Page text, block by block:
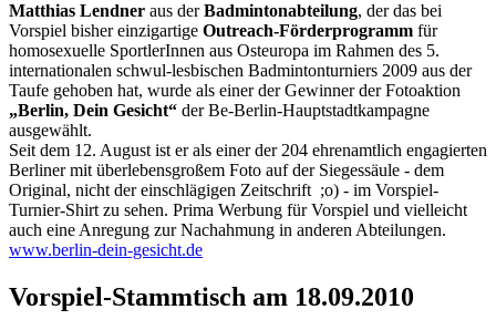
Matthias Lendner aus derBadmintonabteilung, der das bei
Vorspiel bisher einzigartige Outreach-Förderprogramm für
homosexuelle SportlerInnen aus Osteuropa im Rahmen des 5.
internationalen schwul-lesbischen Badmintonturniers 2009 aus der
Taufe gehoben hat, wurde als einer der Gewinner der Fotoaktion
„Berlin, Dein Gesicht“ der Be-Berlin-Hauptstadtkampagne
ausgewählt.
Seit dem 12. August ist er als einer der 204 ehrenamtlich engagierten
Berliner mit überlebensgroßem Foto auf der Siegessäule - dem
Original, nicht der einschlägigen Zeitschrift ;o) - im Vorspiel-
Turnier-Shirt zu sehen. Prima Werbung für Vorspiel und vielleicht
auch eine Anregung zur Nachahmung in anderen Abteilungen.
www.berlin-dein-gesicht.de
Vorspiel-Stammtisch am 18.09.2010